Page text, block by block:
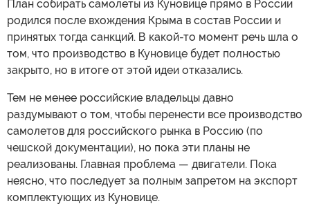
План собирать самолеты из Куновице прямо в России
родился после вхождения Крыма в состав России и
принятых тогда санкций. В какой-то момент речь шла о
том, что производство в Куновице будет полностью
закрыто, но в итоге от этой идеи отказались.
Тем не менее российские владельцы давно
раздумывают о том, чтобы перенести все производство
самолетов для российского рынка в Россию (по
чешской документации), но пока эти планы не
реализованы. Главная проблема — двигатели. Пока
неясно, что последует за полным запретом на экспорт
комплектующих из Куновице.